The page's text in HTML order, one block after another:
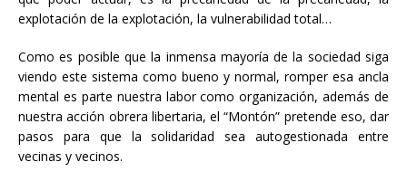
explotación de la explotación, la vulnerabilidad total…
Como es posible que la inmensa mayoría de la sociedad siga
viendo este sistema como bueno y normal, romper esa ancla
mental es parte nuestra labor como organización, además de
nuestra acción obrera libertaria, el “Montón” pretende eso, dar
pasos para que la solidaridad sea autogestionada entre
vecinas y vecinos.